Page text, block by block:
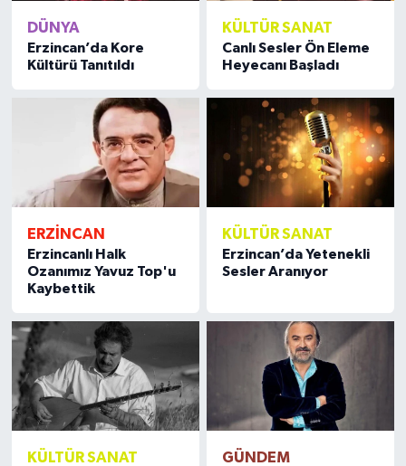
DÜNYA
Erzincan’da Kore
Kültürü Tanıtıldı
KÜLTÜR SANAT
Canlı Sesler Ön Eleme
Heyecanı Başladı
ERZİNCAN
Erzincanlı Halk
Ozanımız Yavuz Top'u
Kaybettik
KÜLTÜR SANAT
Erzincan’da Yetenekli
Sesler Aranıyor
KÜLTÜR SANAT GÜNDEM